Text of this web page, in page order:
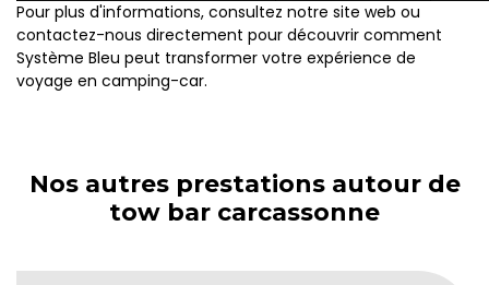
Pour plus d'informations, consultez notre site web ou
contactez-nous directement pour découvrir comment
Système Bleu peut transformer votre expérience de
voyage en camping-car.
Nos autres prestations autour de
tow bar carcassonne